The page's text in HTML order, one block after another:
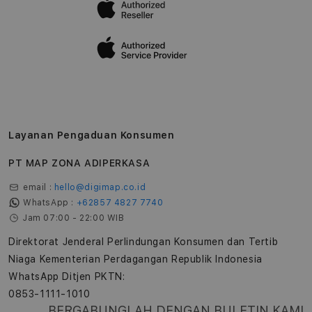
Layanan Pengaduan Konsumen
PT MAP ZONA ADIPERKASA
email : hello@digimap.co.id
WhatsApp : +62857 4827 7740
Jam 07:00 - 22:00 WIB
Direktorat Jenderal Perlindungan Konsumen dan Tertib
Niaga Kementerian Perdagangan Republik Indonesia
WhatsApp Ditjen PKTN:
0853-1111-1010